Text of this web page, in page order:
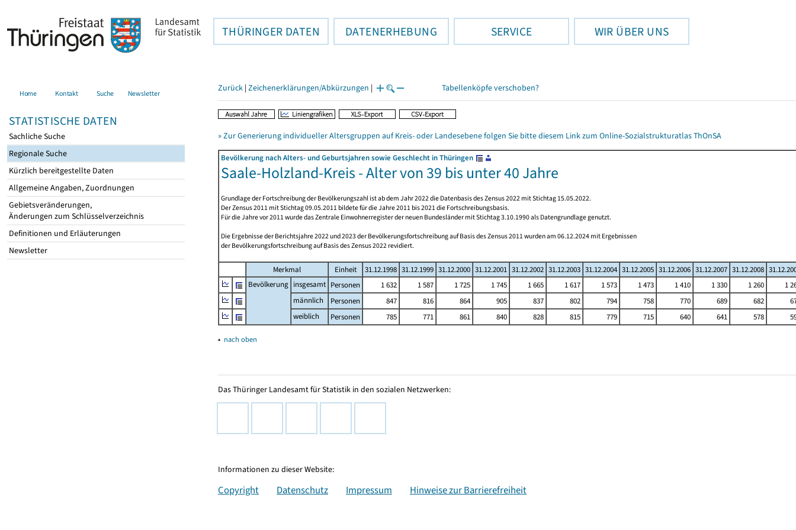
THÜRINGER DATEN DATENERHEBUNG SERVICE WIR ÜBER UNS
Home Kontakt Suche Newsletter
STATISTISCHE DATEN
Sachliche Suche
Regionale Suche
Kürzlich bereitgestellte Daten
Allgemeine Angaben, Zuordnungen
Gebietsveränderungen,
Änderungen zum Schlüsselverzeichnis
Definitionen und Erläuterungen
Newsletter
Zurück | Zeichenerklärungen/Abkürzungen | Tabellenköpfe verschoben?
» Zur Generierung individueller Altersgruppen auf Kreis- oder Landesebene folgen Sie bitte diesem Link zum Online-Sozialstrukturatlas ThOnSA
Bevölkerung nach Alters- und Geburtsjahren sowie Geschlecht in Thüringen
Saale-Holzland-Kreis - Alter von 39 bis unter 40 Jahre
Grundlage der Fortschreibung der Bevölkerungszahl ist ab dem Jahr 2022 die Datenbasis des Zensus 2022 mit Stichtag 15.05.2022.
Der Zensus 2011 mit Stichtag 09.05.2011 bildete für die Jahre 2011 bis 2021 die Fortschreibungsbasis.
Für die Jahre vor 2011 wurde das Zentrale Einwohnerregister der neuen Bundesländer mit Stichtag 3.10.1990 als Datengrundlage genutzt.
Die Ergebnisse der Berichtsjahre 2022 und 2023 der Bevölkerungsfortschreibung auf Basis des Zensus 2011 wurden am 06.12.2024 mit Ergebnissen
der Bevölkerungsfortschreibung auf Basis des Zensus 2022 revidiert.
Merkmal Einheit 31.12.1998 31.12.1999 31.12.2000 31.12.2001 31.12.2002 31.12.2003 31.12.2004 31.12.2005 31.12.2006 31.12.2007 31.12.2008
Bevölkerung insgesamt Personen 1 632 1 587 1 725 1 745 1 665 1 617 1 573 1 473 1 410 1 330 1 260
1
männlich
Personen 847 816 864 905 837 802 794 758 770 689 682
weiblich
Personen 785 771 861 840 828 815 779 715 640 641 578
▴ nach oben
Das Thüringer Landesamt für Statistik in den sozialen Netzwerken:
Informationen zu dieser Website:
Copyright Datenschutz Impressum Hinweise zur Barrierefreiheit